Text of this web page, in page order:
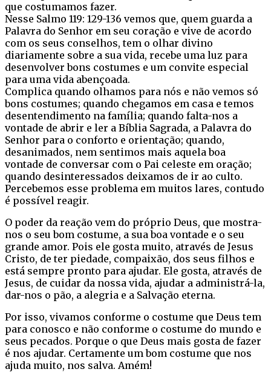
que costumamos fazer.
Nesse Salmo 119: 129-136 vemos que, quem guarda a
Palavra do Senhor em seu coração e vive de acordo
com os seus conselhos, tem o olhar divino
diariamente sobre a sua vida, recebe uma luz para
desenvolver bons costumes e um convite especial
para uma vida abençoada.
Complica quando olhamos para nós e não vemos só
bons costumes; quando chegamos em casa e temos
desentendimento na família; quando falta-nos a
vontade de abrir e ler a Bíblia Sagrada, a Palavra do
Senhor para o conforto e orientação; quando,
desanimados, nem sentimos mais aquela boa
vontade de conversar com o Pai celeste em oração;
quando desinteressados deixamos de ir ao culto.
Percebemos esse problema em muitos lares, contudo
é possível reagir.
O poder da reação vem do próprio Deus, que mostra-
nos o seu bom costume, a sua boa vontade e o seu
grande amor. Pois ele gosta muito, através de Jesus
Cristo, de ter piedade, compaixão, dos seus filhos e
está sempre pronto para ajudar. Ele gosta, através de
Jesus, de cuidar da nossa vida, ajudar a administrá-la,
dar-nos o pão, a alegria e a Salvação eterna.
Por isso, vivamos conforme o costume que Deus tem
para conosco e não conforme o costume do mundo e
seus pecados. Porque o que Deus mais gosta de fazer
é nos ajudar. Certamente um bom costume que nos
ajuda muito, nos salva. Amém!